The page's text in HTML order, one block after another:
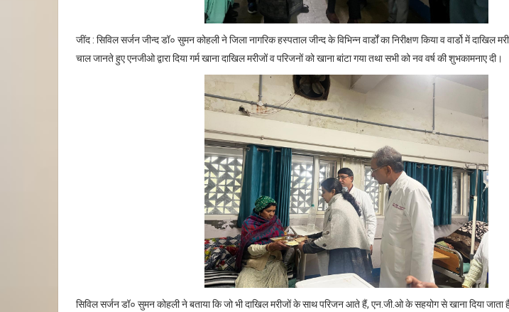
जींद : सिविल सर्जन जीन्द डॉ० सुमन कोहली ने जिला नागरिक हस्पताल जीन्द के विभिन्न वार्डों का निरीक्षण किया व वार्डो में दाखिल
चाल जानते हुए एनजीओ द्वारा दिया गर्म खाना दाखिल मरीजों व परिजनों को खाना बांटा गया तथा सभी को नव वर्ष की शुभकामनाए दी।
सिविल सर्जन डॉ० सुमन कोहली ने बताया कि जो भी दाखिल मरीजों के साथ परिजन आते हैं, एन.जी.ओ के सहयोग से खाना दिया जाता